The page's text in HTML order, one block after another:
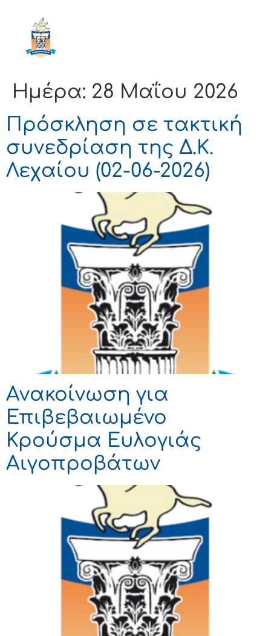
Ημέρα: 28 Μαΐου 2026
Πρόσκληση σε τακτική
συνεδρίαση της Δ.Κ.
Λεχαίου (02-06-2026)
Ανακοίνωση για
Επιβεβαιωμένο
Κρούσμα Ευλογιάς
Αιγοπροβάτων